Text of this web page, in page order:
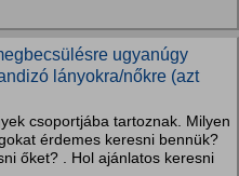
ugyanúgy
lányokra/nőkre (azt
csoportjába tartoznak. Milyen
érdemes keresni bennük?
őket? . Hol ajánlatos keresni